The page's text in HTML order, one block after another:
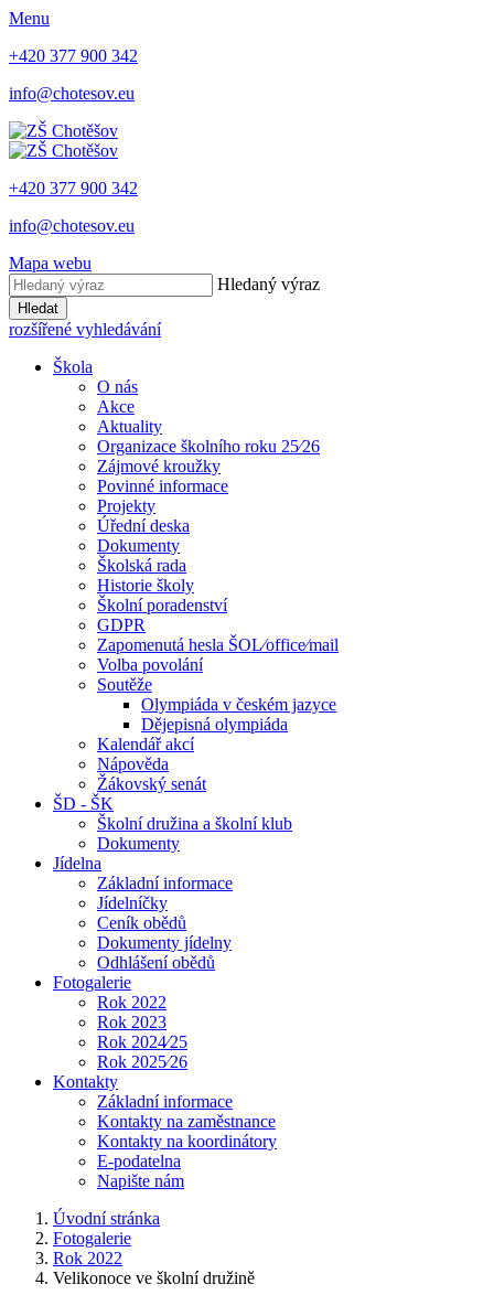
Menu
+420 377 900 342
info@chotesov.eu
+420 377 900 342
info@chotesov.eu
Mapa webu
Hledaný výraz
Hledat
rozšířené vyhledávání
Škola
O nás
Akce
Aktuality
Organizace školního roku 25⁄26
Zájmové kroužky
Povinné informace
Projekty
Úřední deska
Dokumenty
Školská rada
Historie školy
Školní poradenství
GDPR
Zapomenutá hesla ŠOL⁄office⁄mail
Volba povolání
Soutěže
Olympiáda v českém jazyce
Dějepisná olympiáda
Kalendář akcí
Nápověda
Žákovský senát
ŠD - ŠK
Školní družina a školní klub
Dokumenty
Jídelna
Základní informace
Jídelníčky
Ceník obědů
Dokumenty jídelny
Odhlášení obědů
Fotogalerie
Rok 2022
Rok 2023
Rok 2024⁄25
Rok 2025⁄26
Kontakty
Základní informace
Kontakty na zaměstnance
Kontakty na koordinátory
E-podatelna
Napište nám
Úvodní stránka
Fotogalerie
Rok 2022
Velikonoce ve školní družině